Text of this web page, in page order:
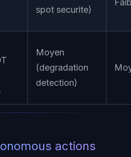
spot securite)
Moyen
(degradation
detection)
actions